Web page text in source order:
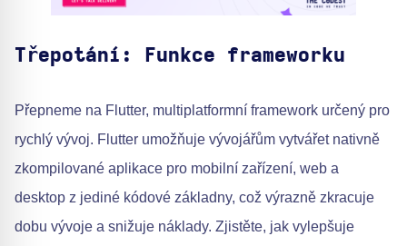
Třepotání: Funkce frameworku
Přepneme na Flutter, multiplatformní framework určený pro
rychlý vývoj. Flutter umožňuje vývojářům vytvářet nativně
zkompilované aplikace pro mobilní zařízení, web a
desktop z jediné kódové základny, což výrazně zkracuje
dobu vývoje a snižuje náklady. Zjistěte, jak vylepšuje